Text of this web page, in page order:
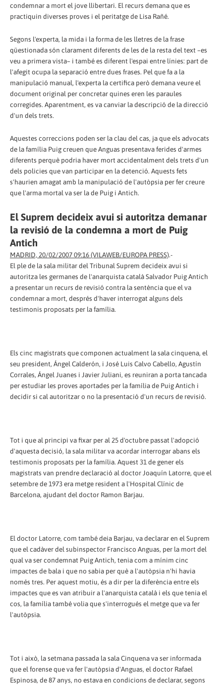
condemnar a mort el jove llibertari. El recurs demana que es
practiquin diverses proves i el peritatge de Lisa Rañé.
Segons l'experta, la mida i la forma de les lletres de la frase
qüestionada són clarament diferents de les de la resta del text –es
veu a primera vista– i també es diferent l'espai entre línies: part de
l'afegit ocupa la separació entre dues frases. Pel que fa a la
manipulació manual, l'experta la certifica però demana veure el
document original per concretar quines eren les paraules
corregides. Aparentment, es va canviar la descripció de la direcció
d'un dels trets.
Aquestes correccions poden ser la clau del cas, ja que els advocats
de la família Puig creuen que Anguas presentava ferides d'armes
diferents perquè podria haver mort accidentalment dels trets d'un
dels policies que van participar en la detenció. Aquests fets
s'haurien amagat amb la manipulació de l'autòpsia per fer creure
que l'arma mortal va ser la de Puig i Antich.
El Suprem decideix avui si autoritza demanar
la revisió de la condemna a mort de Puig
Antich
MADRID, 20/02/2007 09:16 (VILAWEB/EUROPA PRESS).-
El ple de la sala militar del Tribunal Suprem decideix avui si
autoritza les germanes de l'anarquista català Salvador Puig Antich
a presentar un recurs de revisió contra la sentència que el va
condemnar a mort, després d'haver interrogat alguns dels
testimonis proposats per la família.
Els cinc magistrats que componen actualment la sala cinquena, el
seu president, Ángel Calderón, i José Luis Calvo Cabello, Agustín
Corrales, Ángel Juanes i Javier Juliani, es reuniran a porta tancada
per estudiar les proves aportades per la família de Puig Antich i
decidir si cal autoritzar o no la presentació d'un recurs de revisió.
Tot i que al principi va fixar per al 25 d'octubre passat l'adopció
d'aquesta decisió, la sala militar va acordar interrogar abans els
testimonis proposats per la família. Aquest 31 de gener els
magistrats van prendre declaració al doctor Joaquín Latorre, que el
setembre de 1973 era metge resident a l'Hospital Clínic de
Barcelona, ajudant del doctor Ramon Barjau.
El doctor Latorre, com també deia Barjau, va declarar en el Suprem
que el cadàver del subinspector Francisco Anguas, per la mort del
qual va ser condemnat Puig Antich, tenia com a mínim cinc
impactes de bala i que no sabia per què a l'autòpsia n'hi havia
només tres. Per aquest motiu, és a dir per la diferència entre els
impactes que es van atribuir a l'anarquista català i els que tenia el
cos, la família també volia que s'interrogués el metge que va fer
l'autòpsia.
Tot i això, la setmana passada la sala Cinquena va ser informada
que el forense que va fer l'autòpsia d'Anguas, el doctor Rafael
Espinosa, de 87 anys, no estava en condicions de declarar, segons